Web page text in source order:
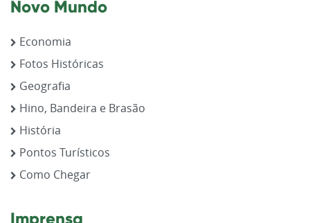
Novo Mundo
Economia
Fotos Históricas
Geografia
Hino, Bandeira e Brasão
História
Pontos Turísticos
Como Chegar
Imprensa